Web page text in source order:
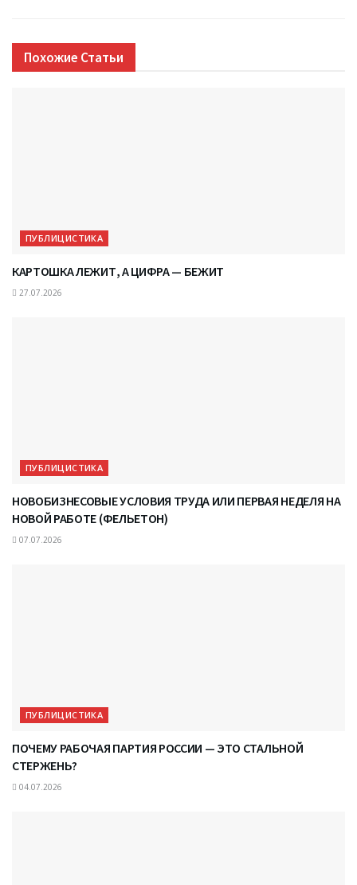
Похожие Статьи
ПУБЛИЦИСТИКА
КАРТОШКА ЛЕЖИТ, А ЦИФРА — БЕЖИТ
27.07.2026
ПУБЛИЦИСТИКА
НОВОБИЗНЕСОВЫЕ УСЛОВИЯ ТРУДА ИЛИ ПЕРВАЯ НЕДЕЛЯ НА
НОВОЙ РАБОТЕ (ФЕЛЬЕТОН)
07.07.2026
ПУБЛИЦИСТИКА
ПОЧЕМУ РАБОЧАЯ ПАРТИЯ РОССИИ — ЭТО СТАЛЬНОЙ
СТЕРЖЕНЬ?
04.07.2026